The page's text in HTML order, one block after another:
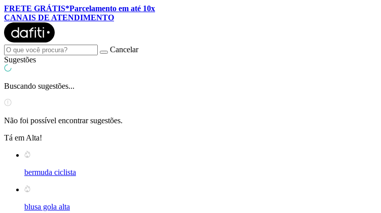
FRETE GRÁTIS*Parcelamento em até 10x
CANAIS DE ATENDIMENTO
Cancelar
Sugestões
Buscando sugestões...
Não foi possível encontrar sugestões.
Tá em Alta!
bermuda ciclista
blusa gola alta